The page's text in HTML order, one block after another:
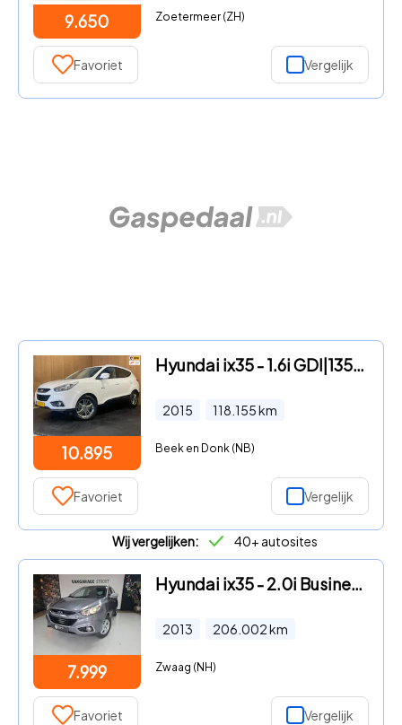
9.650 Zoetermeer (ZH)
Favoriet Vergelijk
10.895
Hyundai ix35 - 1.6i GDI|135 PK|1/2 LEDER|NAVIGATIE|CAMERA|CLIMATE, CRUISE C
2015 118.155km
Beek en Donk (NB)
Favoriet Vergelijk
Wij vergelijken: 40+ autosites
7.999
Hyundai ix35 - 2.0i Business Ed.| el.pano | cruise | trekh | clima | cam |
2013 206.002km
Zwaag (NH)
Favoriet Vergelijk